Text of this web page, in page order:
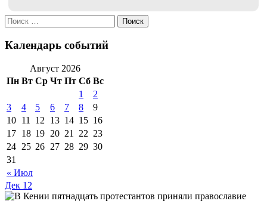
Искать:
Календарь событий
Август 2026
Пн Вт Ср Чт Пт Сб Вс
« Июл
1
2
3
4 5 6 7 8
9
10 11 12 13 14 15 16
17 18 19 20 21 22 23
24 25 26 27 28 29 30
31
Дек 12